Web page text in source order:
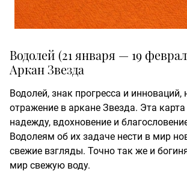
Водолей (21 января — 19
Аркан Звезда
Водолей, знак прогресса и инноваций,
отражение в аркане Звезда. Эта
надежду, вдохновение и
Водолеям об их задаче нести в мир
свежие взгляды. Точно так же и
мир свежую воду.